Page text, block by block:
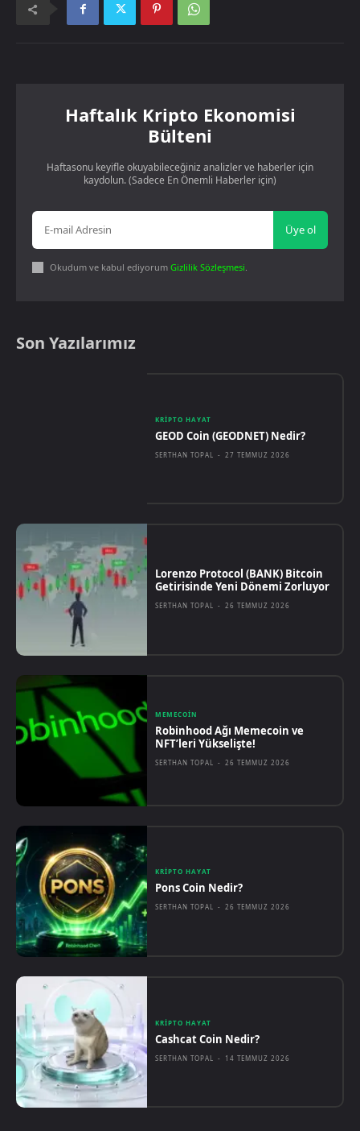
Haftalık Kripto Ekonomisi
Bülteni
Haftasonu keyifle okuyabileceğiniz analizler ve haberler için
kaydolun. (Sadece En Önemli Haberler için)
Üye ol
Okudum ve kabul ediyorum Gizlilik Sözleşmesi.
Son Yazılarımız
KRIPTO HAYAT
GEOD Coin (GEODNET) Nedir?
SERTHAN TOPAL - 27 TEMMUZ 2026
Lorenzo Protocol (BANK) Bitcoin
Getirisinde Yeni Dönemi Zorluyor
SERTHAN TOPAL - 26 TEMMUZ 2026
MEMECOIN
Robinhood Ağı Memecoin ve
NFT’leri Yükselişte!
SERTHAN TOPAL - 26 TEMMUZ 2026
KRIPTO HAYAT
Pons Coin Nedir?
SERTHAN TOPAL - 26 TEMMUZ 2026
KRIPTO HAYAT
Cashcat Coin Nedir?
SERTHAN TOPAL - 14 TEMMUZ 2026